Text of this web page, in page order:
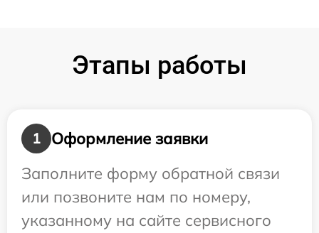
Этапы работы
1
Оформление заявки
Заполните форму обратной связи
или позвоните нам по номеру,
указанному на сайте сервисного